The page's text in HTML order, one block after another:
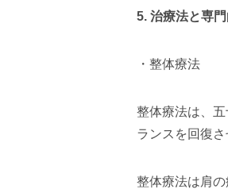
5. 治療法と専
・整体療法
整体療法は、
ランスを回復さ
整体療法は肩